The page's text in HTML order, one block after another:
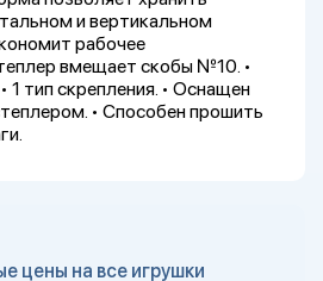
и вертикальном
рабочее
вмещает скобы №10. •
тип скрепления. • Оснащен
• Способен прошить
цены на все игрушки